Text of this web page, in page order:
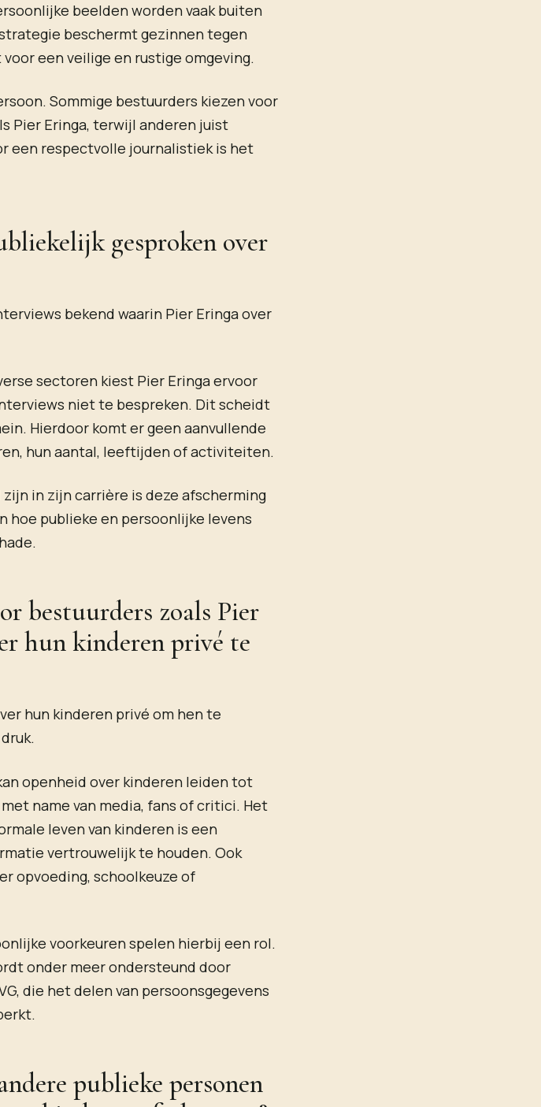
beelden worden vaak buiten
beschermt gezinnen tegen
een veilige en rustige omgeving.
Sommige bestuurders kiezen voor
Pier Eringa, terwijl anderen juist
een respectvolle journalistiek is het
gesproken over
bekend waarin Pier Eringa over
sectoren kiest Pier Eringa ervoor
niet te bespreken. Dit scheidt
Hierdoor komt er geen aanvullende
hun aantal, leeftijden of activiteiten.
in zijn carrière is deze afscherming
hoe publieke en persoonlijke levens
bestuurders zoals Pier
hun kinderen privé te
hun kinderen privé om hen te
openheid over kinderen leiden tot
name van media, fans of critici. Het
leven van kinderen is een
vertrouwelijk te houden. Ook
opvoeding, schoolkeuze of
voorkeuren spelen hierbij een rol.
onder meer ondersteund door
die het delen van persoonsgegevens
publieke personen